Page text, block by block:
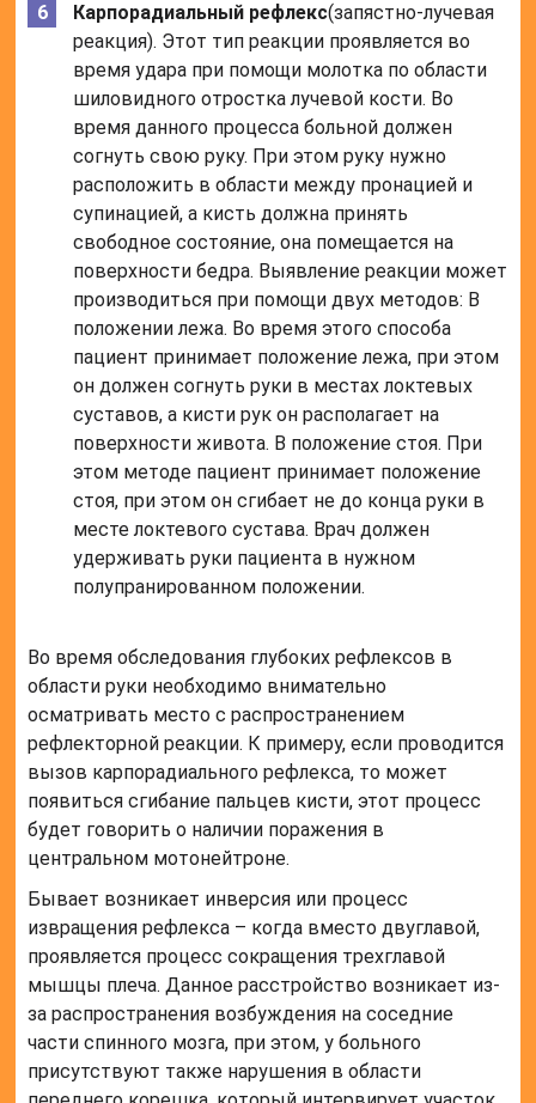
Карпорадиальный рефлекс(запястно-лучевая
реакция). Этот тип реакции проявляется во
время удара при помощи молотка по области
шиловидного отростка лучевой кости. Во
время данного процесса больной должен
согнуть свою руку. При этом руку нужно
расположить в области между пронацией и
супинацией, а кисть должна принять
свободное состояние, она помещается на
поверхности бедра. Выявление реакции может
производиться при помощи двух методов: В
положении лежа. Во время этого способа
пациент принимает положение лежа, при этом
он должен согнуть руки в местах локтевых
суставов, а кисти рук он располагает на
поверхности живота. В положение стоя. При
этом методе пациент принимает положение
стоя, при этом он сгибает не до конца руки в
месте локтевого сустава. Врач должен
удерживать руки пациента в нужном
полупранированном положении.
Во время обследования глубоких рефлексов в
области руки необходимо внимательно
осматривать место с распространением
рефлекторной реакции. К примеру, если проводится
вызов карпорадиального рефлекса, то может
появиться сгибание пальцев кисти, этот процесс
будет говорить о наличии поражения в
центральном мотонейтроне.
Бывает возникает инверсия или процесс
извращения рефлекса – когда вместо двуглавой,
проявляется процесс сокращения трехглавой
мышцы плеча. Данное расстройство возникает из-
за распространения возбуждения на соседние
части спинного мозга, при этом, у больного
присутствуют также нарушения в области